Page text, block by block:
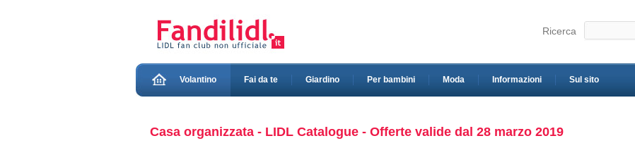
Ricerca
Volantino Fai da te Giardino Per bambini Moda Informazioni Sul sito
Casa organizzata - LIDL Catalogue - Offerte valide dal 28 marzo 2019